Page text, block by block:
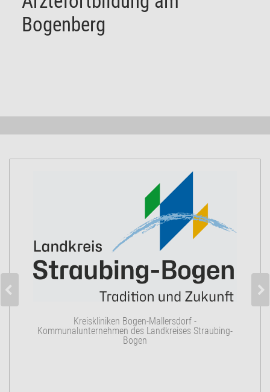
Bogenberg
Kreiskliniken Bogen-Mallersdorf -
Kommunalunternehmen des Landkreises Straubing-
Bogen